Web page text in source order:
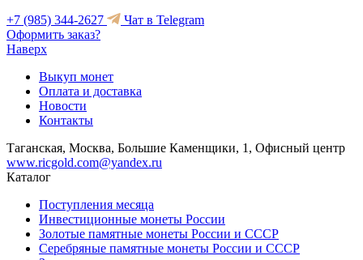
+7 (985) 344-2627
Чат в Telegram
Оформить заказ?
Наверх
Выкуп монет
Оплата и доставка
Новости
Контакты
Таганская, Москва, Большие Каменщики, 1, Офисный центр
www.ricgold.com@yandex.ru
Каталог
Поступления месяца
Инвестиционные монеты России
Золотые памятные монеты России и СССР
Серебряные памятные монеты России и СССР